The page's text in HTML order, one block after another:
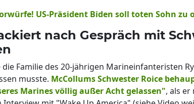
US-Präsident Biden soll toten Sohn zu
nach Gespräch mit
Familie des 20-jährigen Marineinfanteristen
musste. McCollums Schwester Roice
Marines völlig außer Acht gelassen", als er